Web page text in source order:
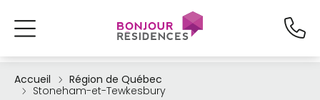
Accueil
Région de Québec
Stoneham-et-Tewkesbury